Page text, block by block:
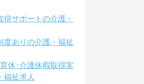
得サポートの介護・
度ありの介護・福祉
休･介護休暇取得実
福祉求人